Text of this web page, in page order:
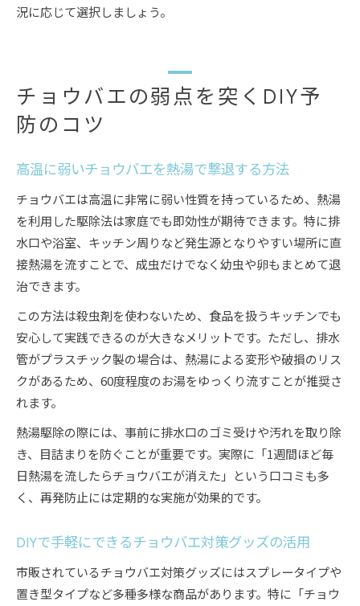
況に応じて選択しましょう。
チョウバエの弱点を突くDIY予
防のコツ
高温に弱いチョウバエを熱湯で撃退する方法
チョウバエは高温に非常に弱い性質を持っているため、熱湯
を利用した駆除法は家庭でも即効性が期待できます。特に排
水口や浴室、キッチン周りなど発生源となりやすい場所に直
接熱湯を流すことで、成虫だけでなく幼虫や卵もまとめて退
治できます。
この方法は殺虫剤を使わないため、食品を扱うキッチンでも
安心して実践できるのが大きなメリットです。ただし、排水
管がプラスチック製の場合は、熱湯による変形や破損のリス
クがあるため、60度程度のお湯をゆっくり流すことが推奨さ
れます。
熱湯駆除の際には、事前に排水口のゴミ受けや汚れを取り除
き、目詰まりを防ぐことが重要です。実際に「1週間ほど毎
日熱湯を流したらチョウバエが消えた」という口コミも多
く、再発防止には定期的な実施が効果的です。
DIYで手軽にできるチョウバエ対策グッズの活用
市販されているチョウバエ対策グッズにはスプレータイプや
置き型タイプなど多種多様な商品があります。特に「チョウ